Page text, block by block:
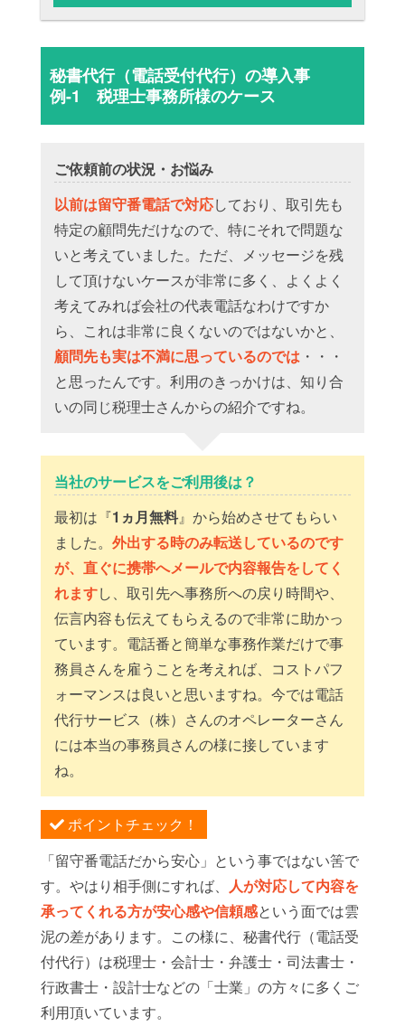
秘書代行（電話受付代行）の導入事
例-1 税理士事務所様のケース
ご依頼前の状況・お悩み
以前は留守番電話で対応しており、取引先も
特定の顧問先だけなので、特にそれで問題な
いと考えていました。ただ、メッセージを残
して頂けないケースが非常に多く、よくよく
考えてみれば会社の代表電話なわけですか
ら、これは非常に良くないのではないかと、
顧問先も実は不満に思っているのでは ・・・
と思ったんです。利用のきっかけは、知り合
いの同じ税理士さんからの紹介ですね。
当社のサービスをご利用後は？
最初は『1ヵ月無料』から始めさせてもらい
ました。 外出する時のみ転送しているのです
が、直ぐに携帯へメールで内容報告をしてく
れますし、取引先へ事務所への戻り時間や、
伝言内容も伝えてもらえるので非常に助かっ
ています。電話番と簡単な事務作業だけで事
務員さんを雇うことを考えれば、コストパフ
ォーマンスは良いと思いますね。今では電話
代行サービス（株）さんのオペレーターさん
には本当の事務員さんの様に接しています
ね。
ポイントチェック！
「留守番電話だから安心」という事ではない筈で
す。やはり相手側にすれば、 人が対応して内容を
承ってくれる方が安心感や信頼感という面では雲
泥の差があります。この様に、秘書代行（電話受
付代行）は税理士・会計士・弁護士・司法書士・
行政書士・設計士などの「士業」の方々に多くご
利用頂いています。